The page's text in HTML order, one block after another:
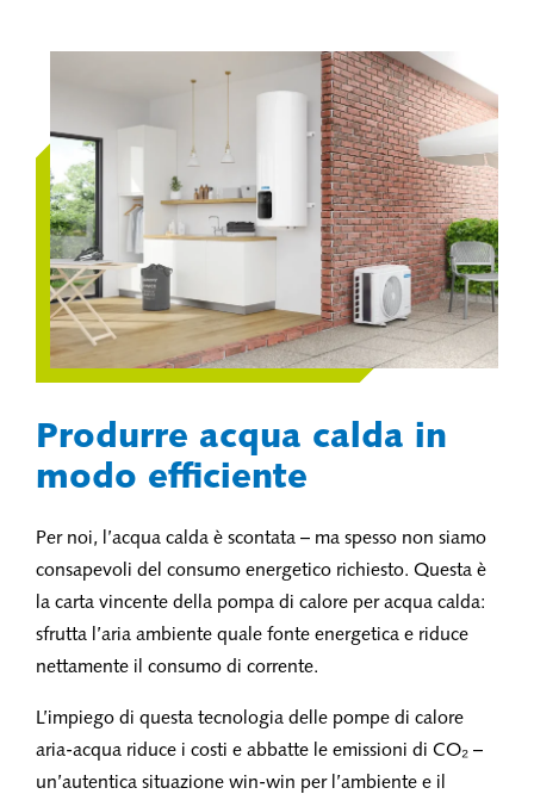
Produrre acqua calda in
modo efficiente
Per noi, l’acqua calda è scontata – ma spesso non siamo
consapevoli del consumo energetico richiesto. Questa è
la carta vincente della pompa di calore per acqua calda:
sfrutta l’aria ambiente quale fonte energetica e riduce
nettamente il consumo di corrente.
L’impiego di questa tecnologia delle pompe di calore
aria-acqua riduce i costi e abbatte le emissioni di CO₂ –
un’autentica situazione win-win per l’ambiente e il